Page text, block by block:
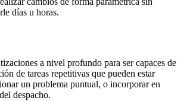
días u horas.
a nivel profundo para ser capaces de
de tareas repetitivas que pueden estar
un problema puntual, o incorporar en
despacho.